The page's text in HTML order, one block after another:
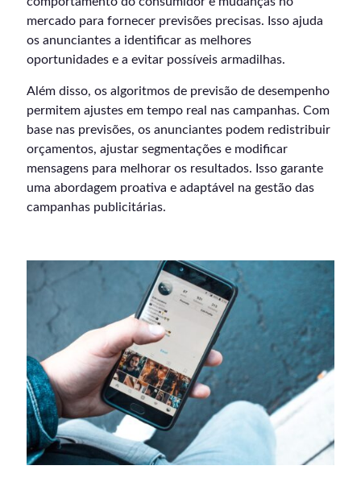
mercado para fornecer previsões precisas. Isso ajuda
os anunciantes a identificar as melhores
oportunidades e a evitar possíveis armadilhas.
Além disso, os algoritmos de previsão de desempenho
permitem ajustes em tempo real nas campanhas. Com
base nas previsões, os anunciantes podem redistribuir
orçamentos, ajustar segmentações e modificar
mensagens para melhorar os resultados. Isso garante
uma abordagem proativa e adaptável na gestão das
campanhas publicitárias.